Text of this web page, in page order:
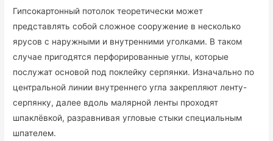
Гипсокартонный потолок теоретически может
представлять собой сложное сооружение в несколько
ярусов с наружными и внутренними уголками. В таком
случае пригодятся перфорированные углы, которые
послужат основой под поклейку серпянки. Изначально по
центральной линии внутреннего угла закрепляют ленту-
серпянку, далее вдоль малярной ленты проходят
шпаклёвкой, разравнивая угловые стыки специальным
шпателем.